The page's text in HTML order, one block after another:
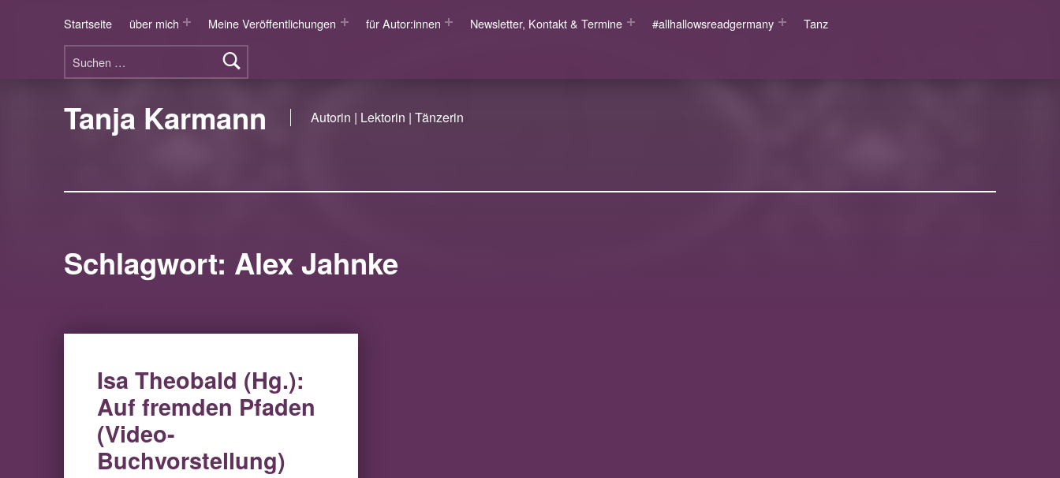
Suchen nach:
Startseite über mich Meine Veröffentlichungen für Autor:innen Newsletter, Kontakt & Termine #allhallowsreadgermany Tanz
Tanja Karmann Autorin | Lektorin | Tänzerin
Schlagwort: Alex Jahnke
Isa Theobald (Hg.):
Auf fremden Pfaden
(Video-
Buchvorstellung)